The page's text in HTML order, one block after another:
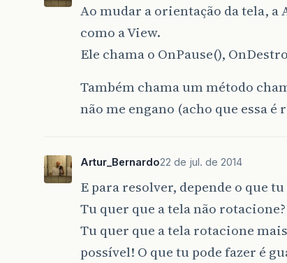
Ao mudar a orientação da tela,
como a View.
Ele chama o OnPause(),
Também chama um método
não me engano (acho que essa
Artur_Bernardo22 de jul. de 2014
E para resolver, depende o que
Tu quer que a tela não rotacione?
Tu quer que a tela rotacione
possível! O que tu pode fazer é